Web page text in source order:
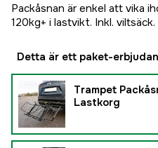
Packåsnan är enkel att vika
120kg+ i lastvikt. Inkl. viltsäck.
Detta är ett paket-
Trampet
Lastkorg